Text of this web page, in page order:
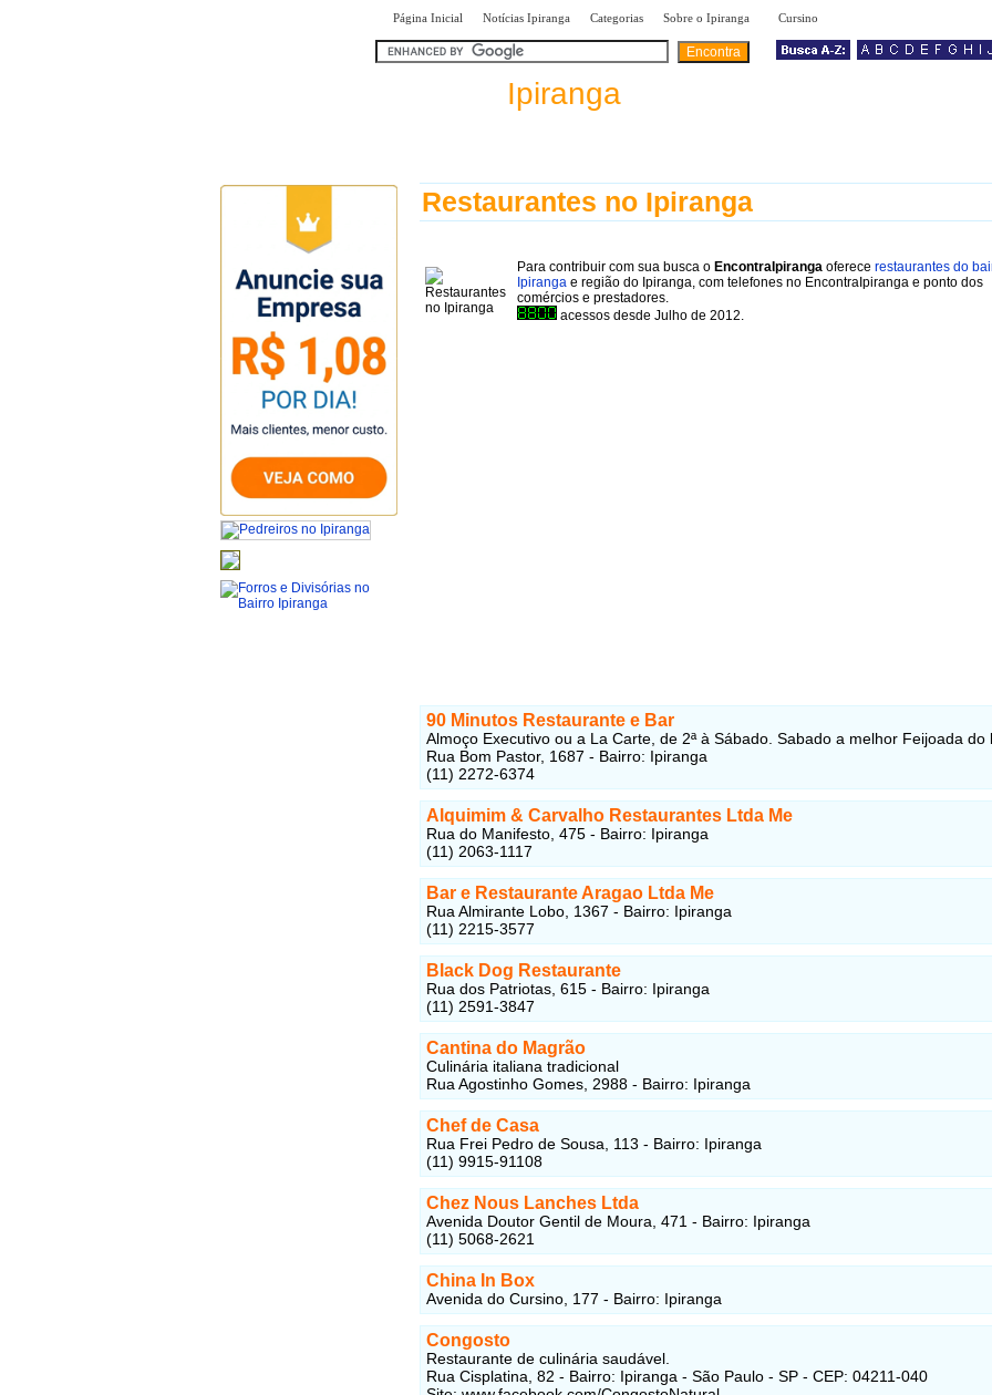
Página Inicial Notícias Ipiranga Categorias Sobre o Ipiranga Cursino
Ipiranga
Restaurantes no Ipiranga
Para contribuir com sua busca o EncontraIpiranga oferece restaurantes do
Ipiranga e região do Ipiranga, com telefones no EncontraIpiranga e ponto dos
comércios e prestadores.
acessos desde Julho de 2012.
90 Minutos Restaurante e Bar
Almoço Executivo ou a La Carte, de 2ª à Sábado. Sabado a melhor Feijoada do
Rua Bom Pastor, 1687 - Bairro: Ipiranga
(11) 2272-6374
Alquimim & Carvalho Restaurantes Ltda Me
Rua do Manifesto, 475 - Bairro: Ipiranga
(11) 2063-1117
Bar e Restaurante Aragao Ltda Me
Rua Almirante Lobo, 1367 - Bairro: Ipiranga
(11) 2215-3577
Black Dog Restaurante
Rua dos Patriotas, 615 - Bairro: Ipiranga
(11) 2591-3847
Cantina do Magrão
Culinária italiana tradicional
Rua Agostinho Gomes, 2988 - Bairro: Ipiranga
Chef de Casa
Rua Frei Pedro de Sousa, 113 - Bairro: Ipiranga
(11) 9915-91108
Chez Nous Lanches Ltda
Avenida Doutor Gentil de Moura, 471 - Bairro: Ipiranga
(11) 5068-2621
China In Box
Avenida do Cursino, 177 - Bairro: Ipiranga
Congosto
Restaurante de culinária saudável.
Rua Cisplatina, 82 - Bairro: Ipiranga - São Paulo - SP - CEP: 04211-040